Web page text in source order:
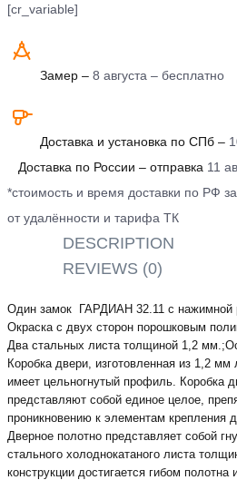
[cr_variable]
Замер – 8 августа – бесплатно
Доставка и установка по СПб –
Доставка по России – отправка 11
*стоимость и время доставки по РФ
от удалённости и тарифа ТК
DESCRIPTION
REVIEWS (0)
Один замок ГАРДИАН 32.11 с нажимной
Окраска с двух сторон порошковым
Два стальных листа толщиной 1,2
Коробка двери, изготовленная из 1,2 мм
имеет цельногнутый профиль. Коробка
представляют собой единое целое,
проникновению к элементам крепления
Дверное полотно представляет собой
стального холоднокатаного листа
конструкции достигается гибом